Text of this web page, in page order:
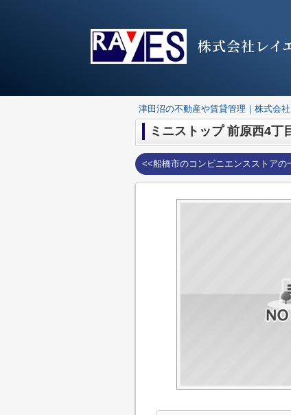
株式会社レイ
津田沼の不動産や賃貸管理｜株式会
ミニストップ 前原西4丁
<<船橋市のコンビニエンスストアの